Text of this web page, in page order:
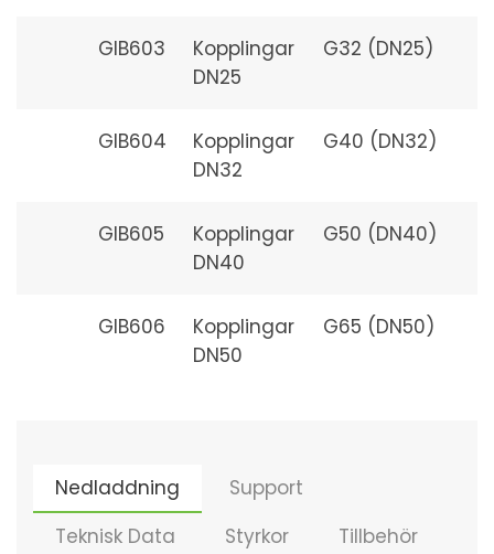
GIB603
Kopplingar
DN25
G32 (DN25)
GIB604
Kopplingar
DN32
G40 (DN32)
GIB605
Kopplingar
DN40
G50 (DN40)
GIB606
Kopplingar
DN50
G65 (DN50)
Nedladdning
Support
Teknisk Data
Styrkor Tillbehör